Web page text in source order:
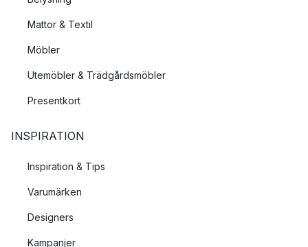
Mattor & Textil
Möbler
Utemöbler & Trädgårdsmöbler
Presentkort
INSPIRATION
Inspiration & Tips
Varumärken
Designers
Kampanjer